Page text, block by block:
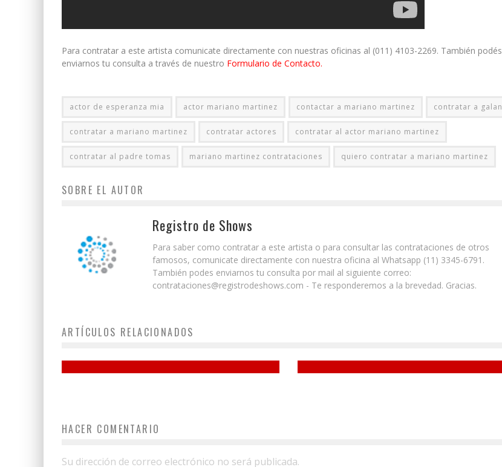
Para contratar a este artista comunicate directamente con nuestras oficinas al (011) 4103-2269. También podés
enviarnos tu consulta a través de nuestro Formulario de Contacto.
actor de esperanza mia actor mariano martinez contactar a mariano martinez contratar a galan
contratar a mariano martinez contratar actores contratar al actor mariano martinez
contratar al padre tomas mariano martinez contrataciones quiero contratar a mariano martinez
SOBRE EL AUTOR
Registro de Shows
Para saber como contratar a este artista o para consultar las contrataciones de otros
famosos, comunicate directamente con nuestra oficina al Whatsapp (11) 3345-6791.
También podes enviarnos tu consulta por mail al siguiente correo:
contrataciones@registrodeshows.com - Te responderemos a la brevedad. Gracias.
ARTÍCULOS RELACIONADOS
HACER COMENTARIO
Su dirección de correo electrónico no será publicada.